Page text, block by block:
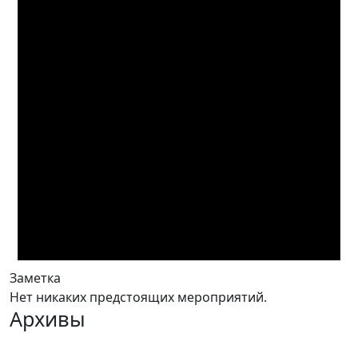
Заметка
Нет никаких предстоящих мероприятий.
Архивы